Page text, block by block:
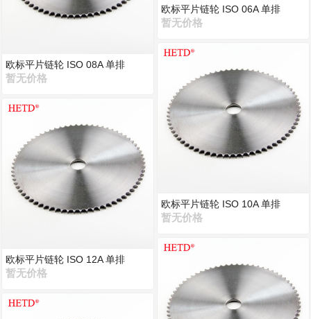
欧标平片链轮 ISO 08A 单排
暂无价格
欧标平片链轮 ISO 12A 单排
暂无价格
欧标平片链轮 ISO 06A 单排
暂无价格
欧标平片链轮 ISO 10A 单排
暂无价格